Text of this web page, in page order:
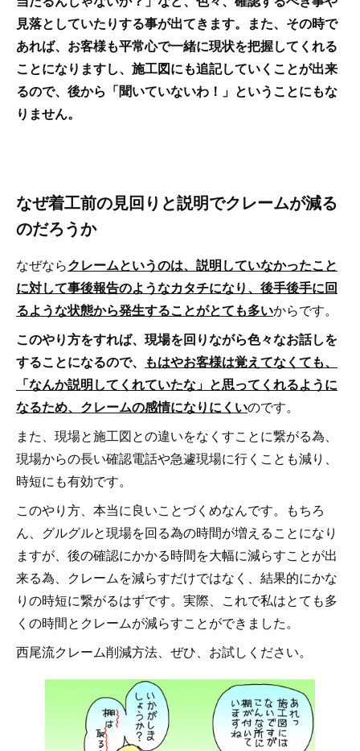
見落としていたりする事が出てきます。また、その時で
あれば、お客様も平常心で一緒に現状を把握してくれる
ことになりますし、施工図にも追記していくことが出来
るので、後から「聞いていないわ！」ということにもな
りません。
なぜ着工前の見回りと説明でクレームが減る
のだろうか
なぜならクレームというのは、説明していなかったこと
に対して事後報告のようなカタチになり、後手後手に回
るような状態から発生することがとても多いからです。
このやり方をすれば、現場を回りながら色々なお話しを
することになるので、
もはやお客様は覚えてなくても、
「なんか説明してくれていたな」と思ってくれるように
なるため、クレームの感情になりにくいのです。
また、現場と施工図との違いをなくすことに繋がる為、
現場からの長い確認電話や急遽現場に行くことも減り、
時短にも有効です。
このやり方、本当に良いことづくめなんです。もちろ
ん、グルグルと現場を回る為の時間が増えることになり
ますが、後の確認にかかる時間を大幅に減らすことが出
来る為、クレームを減らすだけではなく、結果的にかな
りの時短に繋がるはずです。実際、これで私はとても多
くの時間とクレームが減らすことができました。
西尾流クレーム削減方法、ぜひ、お試しください。